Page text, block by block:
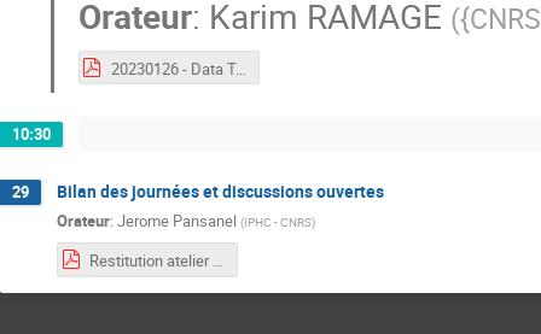
Orateur: Karim RAMAGE (
20230126 - Data Terra & SSO.pdf
10:30
29 Bilan des journées et discussions ouvertes
Orateur: Jerome Pansanel (IPHC - CNRS)
Restitution atelier EOSC.pdf